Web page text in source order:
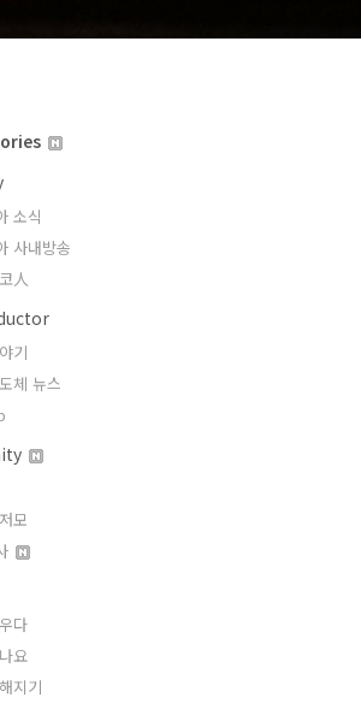
소식
사내방송
人
기
체 뉴스
모
다
요
지기